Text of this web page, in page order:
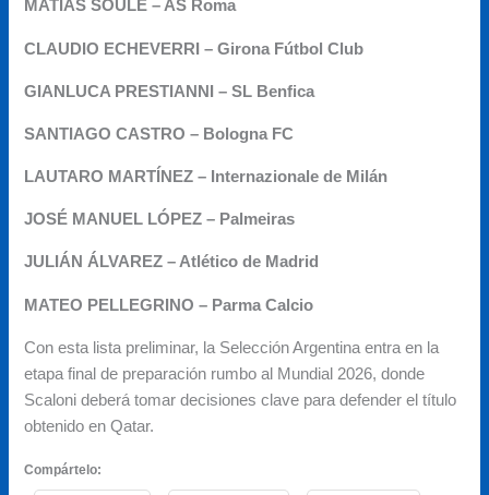
MATÍAS SOULÉ – AS Roma
CLAUDIO ECHEVERRI – Girona Fútbol Club
GIANLUCA PRESTIANNI – SL Benfica
SANTIAGO CASTRO – Bologna FC
LAUTARO MARTÍNEZ – Internazionale de Milán
JOSÉ MANUEL LÓPEZ – Palmeiras
JULIÁN ÁLVAREZ – Atlético de Madrid
MATEO PELLEGRINO – Parma Calcio
Con esta lista preliminar, la Selección Argentina entra en la
etapa final de preparación rumbo al Mundial 2026, donde
Scaloni deberá tomar decisiones clave para defender el título
obtenido en Qatar.
Compártelo: